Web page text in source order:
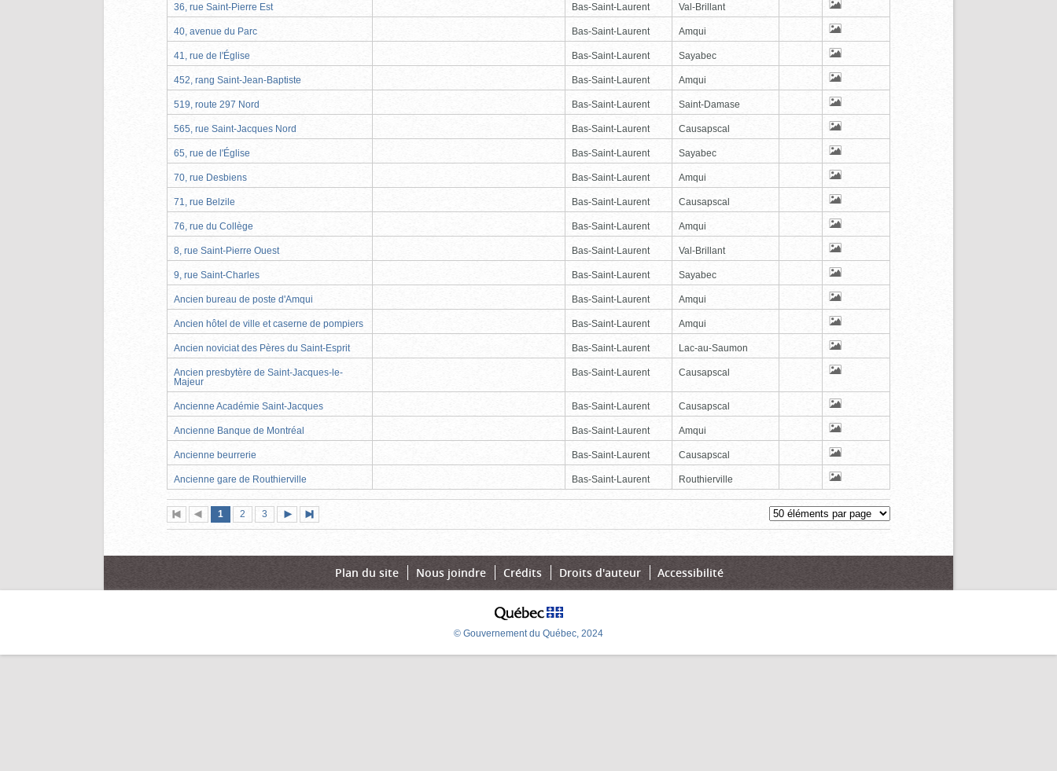
36, rue Saint-Pierre Est Bas-Saint-Laurent Val-Brillant
40, avenue du Parc Bas-Saint-Laurent Amqui
41, rue de l'Église Bas-Saint-Laurent Sayabec
452, rang Saint-Jean-Baptiste Bas-Saint-Laurent Amqui
519, route 297 Nord Bas-Saint-Laurent Saint-Damase
565, rue Saint-Jacques Nord Bas-Saint-Laurent Causapscal
65, rue de l'Église Bas-Saint-Laurent Sayabec
70, rue Desbiens Bas-Saint-Laurent Amqui
71, rue Belzile Bas-Saint-Laurent Causapscal
76, rue du Collège Bas-Saint-Laurent Amqui
8, rue Saint-Pierre Ouest Bas-Saint-Laurent Val-Brillant
9, rue Saint-Charles Bas-Saint-Laurent Sayabec
Ancien bureau de poste d'Amqui Bas-Saint-Laurent Amqui
Ancien hôtel de ville et caserne de pompiers Bas-Saint-Laurent Amqui
Ancien noviciat des Pères du Saint-Esprit Bas-Saint-Laurent Lac-au-Saumon
Ancien presbytère de Saint-Jacques-le-
Majeur
Bas-Saint-Laurent Causapscal
Ancienne Académie Saint-Jacques Bas-Saint-Laurent Causapscal
Ancienne Banque de Montréal Bas-Saint-Laurent Amqui
Ancienne beurrerie Bas-Saint-Laurent Causapscal
Ancienne gare de Routhierville Bas-Saint-Laurent Routhierville
Première
page
Page
précédente
Page
1 (page
actuelle)
Page
2 Page
3
suivante
page
Plan du site Nous joindre Crédits Droits d'auteur Accessibilité
© Gouvernement du Québec, 2024